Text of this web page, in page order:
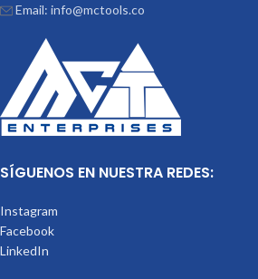
Email: info@mctools.co
SÍGUENOS EN NUESTRA REDES:
Instagram
Facebook
LinkedIn